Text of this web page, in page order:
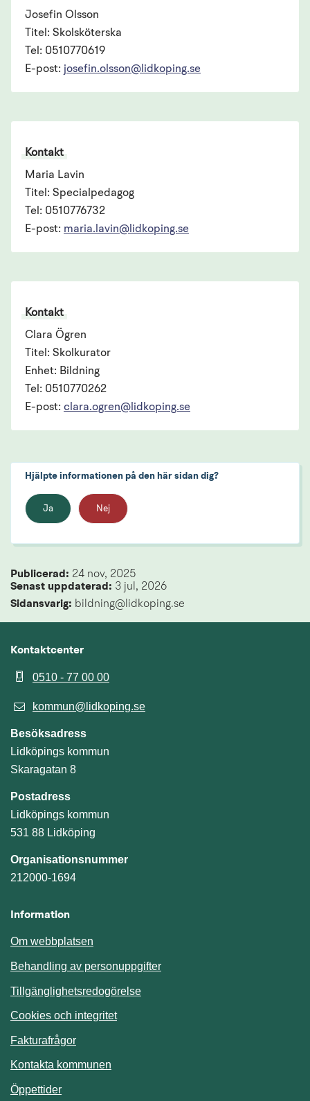
Josefin Olsson
Titel: Skolsköterska
Tel: 0510770619
E-post: josefin.olsson@lidkoping.se
Kontakt
Maria Lavin
Titel: Specialpedagog
Tel: 0510776732
E-post: maria.lavin@lidkoping.se
Kontakt
Clara Ögren
Titel: Skolkurator
Enhet: Bildning
Tel: 0510770262
E-post: clara.ogren@lidkoping.se
Hjälpte informationen på den här sidan dig?
Ja Nej
Publicerad: 24 nov, 2025
Senast uppdaterad: 3 jul, 2026
Sidansvarig: bildning@lidkoping.se
Kontaktcenter
0510 - 77 00 00
kommun@lidkoping.se
Besöksadress
Lidköpings kommun
Skaragatan 8
Postadress
Lidköpings kommun
531 88 Lidköping
Organisationsnummer
212000-1694
Information
Om webbplatsen
Behandling av personuppgifter
Tillgänglighetsredogörelse
Cookies och integritet
Fakturafrågor
Kontakta kommunen
Öppettider